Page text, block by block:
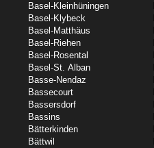
Basel-Kleinhüningen
Basel-Klybeck
Basel-Matthäus
Basel-Riehen
Basel-Rosental
Basel-St. Alban
Basse-Nendaz
Bassecourt
Bassersdorf
Bassins
Bätterkinden
Bättwil